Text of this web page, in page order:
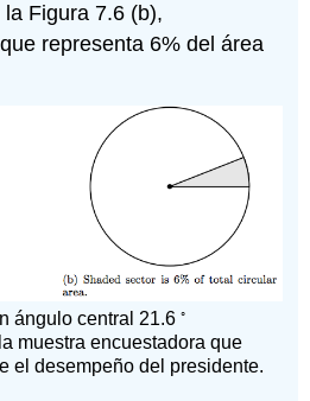
Figura 7.6 (b),
representa 6% del área
ángulo central 21.6◦
muestra encuestadora que
el desempeño del presidente.